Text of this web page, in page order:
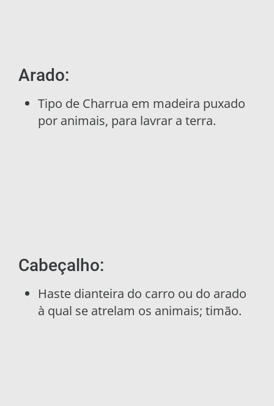
Arado:
Tipo de Charrua em madeira puxado
por animais, para lavrar a terra.
Cabeçalho:
Haste dianteira do carro ou do arado
à qual se atrelam os animais; timão.